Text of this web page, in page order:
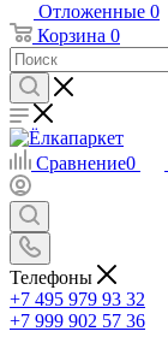
Отложенные 0
Корзина 0
Сравнение0
Телефоны
+7 495 979 93 32
+7 999 902 57 36